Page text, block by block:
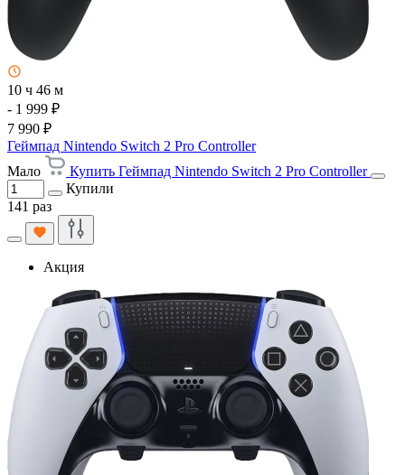
10 ч 46 м
- 1 999 ₽
7 990 ₽
Геймпад Nintendo Switch 2 Pro Controller
Мало
Купить Геймпад Nintendo Switch 2 Pro Controller
Купили
141 раз
Акция